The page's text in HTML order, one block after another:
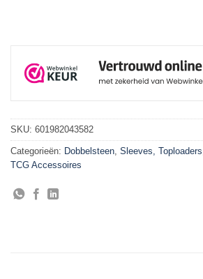
SKU: 601982043582
Categorieën: Dobbelsteen, Sleeves,
TCG Accessoires